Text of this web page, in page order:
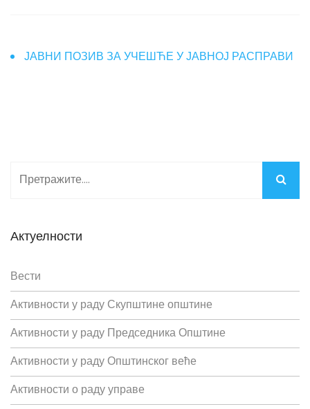
ЈАВНИ ПОЗИВ ЗА УЧЕШЋЕ У ЈАВНОЈ РАСПРАВИ
Актуелности
Вести
Активности у раду Скупштине општине
Активности у раду Председника Општине
Активности у раду Општинског веће
Активности о раду управе